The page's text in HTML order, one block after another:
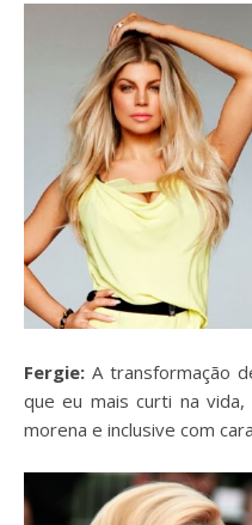
Fergie: A transformação
que eu mais curti na
morena e inclusive com